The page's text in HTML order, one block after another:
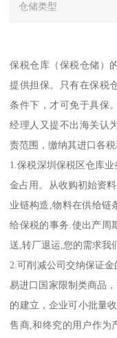
仓储类型
保税仓库（保税仓储）
提供担保。只有在保税
条件下，才可免于具保
经理人又提不出海关认
责范围，缴纳其进口各税
1.保税深圳保税区仓库
金占用。从收购初始资
业链构造,物料在供给链
给保税的事务.使出产周
送,转厂退运,您的需求我
2.可削减公司交纳保证
易进口国家限制类商品
的建立，企业可小批量
售商,和终究的用户作为